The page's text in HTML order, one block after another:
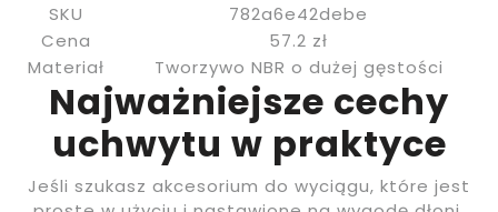
SKU
782a6e42debe
Cena
57.2 zł
Materiał
Tworzywo NBR o dużej gęstości
Najważniejsze cechy
uchwytu w praktyce
Jeśli szukasz akcesorium do wyciągu, które jest